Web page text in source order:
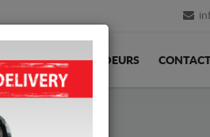
AVIS REVENDEURS